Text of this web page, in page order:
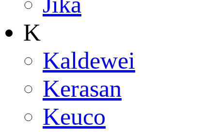
K
Kaldewei
Kerasan
Keuco